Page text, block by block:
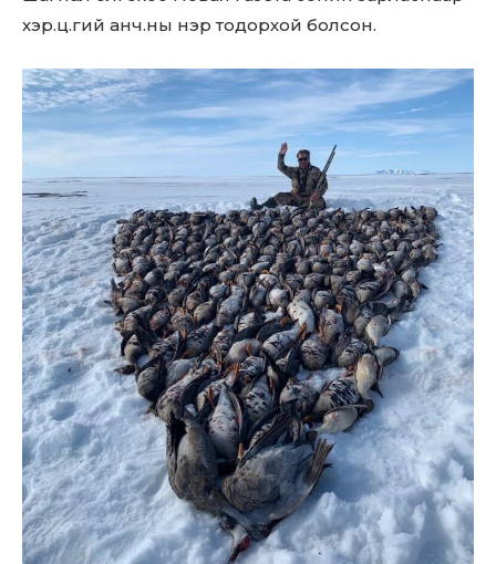
Don't miss
out!
Sing up for our newsletter
to stay in the loop.
SUBSCRIBE
хэр.ц.гий анч.ны нэр тодорхой болсон.